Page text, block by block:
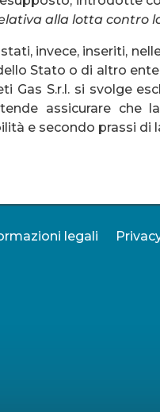
alla lotta
invece, inseriti,
Stato o di altro ente
Gas S.r.l. si svolge
assicurare che
e secondo prassi
legali